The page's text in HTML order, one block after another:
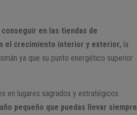
en las tiendas de
el crecimiento interior y exterior, la
ya que su punto energético superior
en lugares sagrados y estratégicos
pequeño que puedas llevar siempre